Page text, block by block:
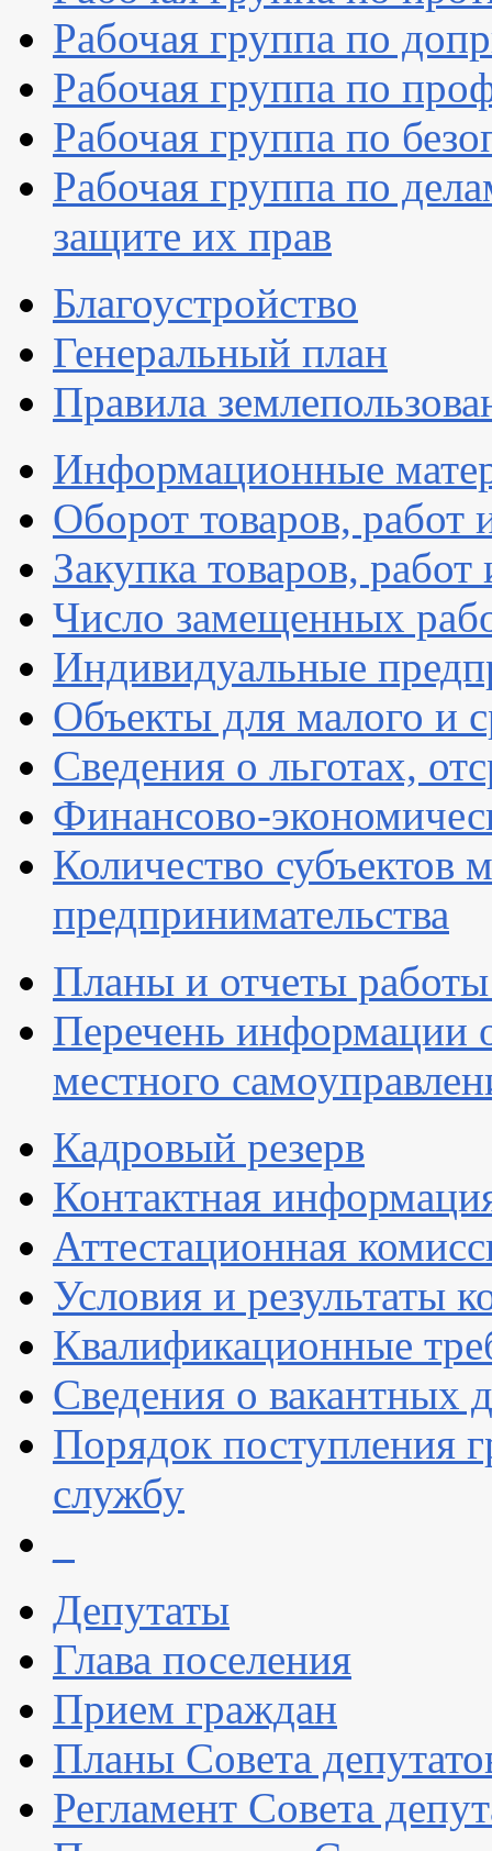
Рабочая группа по
Рабочая группа по
Рабочая группа по
Рабочая группа по
защите их прав
Благоустройство
Генеральный план
Правила
Информационные
Оборот товаров, работ
Закупка товаров, работ
Число замещенных
Индивидуальные
Объекты для малого и
Сведения о льготах,
Финансово-
Количество субъектов
предпринимательства
Планы и отчеты
Перечень информации
местного
Кадровый резерв
Контактная
Аттестационная
Условия и результаты
Квалификационные
Сведения о вакантных
Порядок поступления
службу
Депутаты
Глава поселения
Прием граждан
Планы Совета
Регламент Совета